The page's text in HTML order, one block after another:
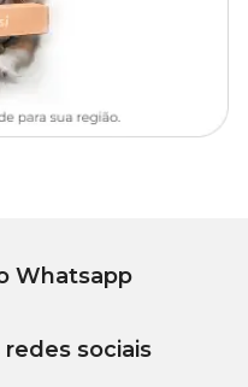
Peso
Peso
0,810 9
Whatsapp
redes sociais